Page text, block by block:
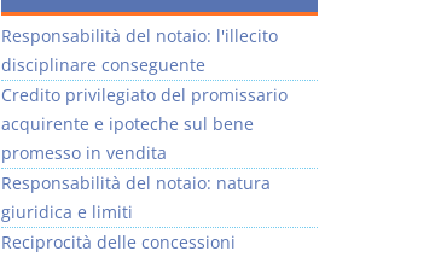
Responsabilità del notaio: l'illecito
disciplinare conseguente
Credito privilegiato del promissario
acquirente e ipoteche sul bene
promesso in vendita
Responsabilità del notaio: natura
giuridica e limiti
Reciprocità delle concessioni